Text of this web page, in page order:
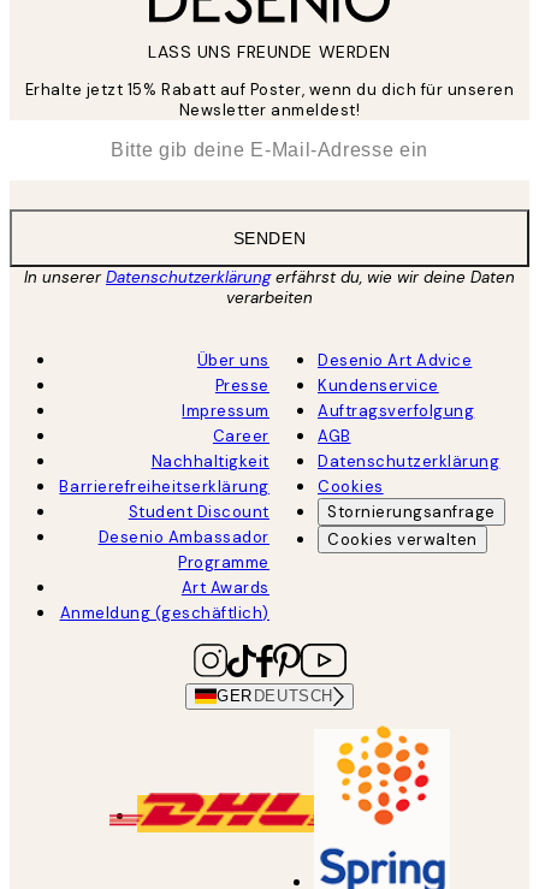
LASS UNS FREUNDE WERDEN
Erhalte jetzt 15% Rabatt auf Poster, wenn du dich für unseren
Newsletter anmeldest!
SENDEN
In unsererDatenschutzerklärungerfährst du, wie wir deine Daten
verarbeiten
Über uns
Presse
Impressum
Career
Nachhaltigkeit
Barrierefreiheitserklärung
Student Discount
Desenio Ambassador
Programme
Art Awards
Anmeldung (geschäftlich)
Desenio Art Advice
Kundenservice
Auftragsverfolgung
AGB
Datenschutzerklärung
Cookies
Stornierungsanfrage
Cookies verwalten
GER DEUTSCH